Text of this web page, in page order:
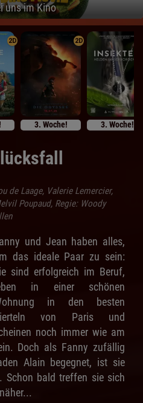
uns im Kino
2D 2D
3. Woche! 3. Woche!
de Laage, Valerie Lemercier,
Poupaud, Regie: Woody
und Jean haben alles,
das ideale Paar zu sein:
sind erfolgreich im Beruf,
in einer schönen
in den besten
von Paris und
noch immer wie am
Doch als Fanny zufällig
Alain begegnet, ist sie
bald treffen sie sich